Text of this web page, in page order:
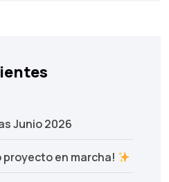
Junio 2026
proyecto en marcha!